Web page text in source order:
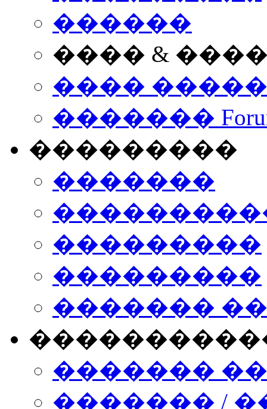
������
���� &
����
�������
���������
�������
���������
���������
�������
�������
������� /